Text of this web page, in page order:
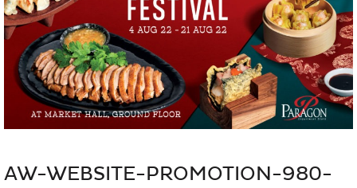
AW-WEBSITE-PROMOTION-980-